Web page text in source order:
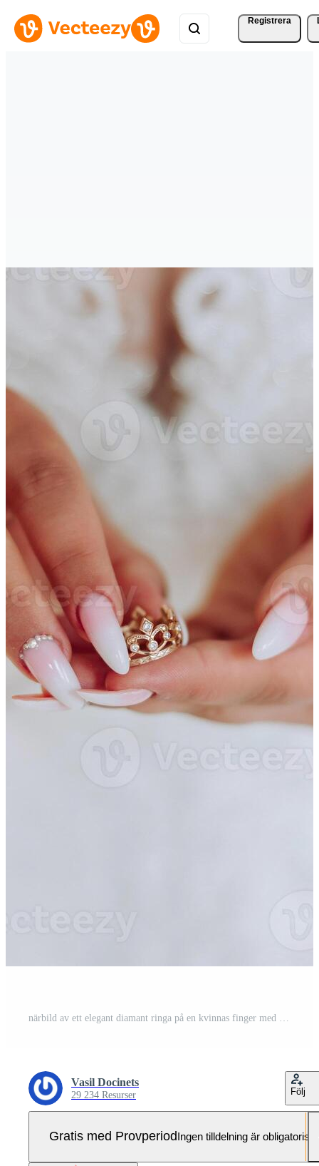
Registrera
Vasil Docinets
29 234 Resurser Följ
Gratis med ProvperiodIngen tilldelning är obligatorisk